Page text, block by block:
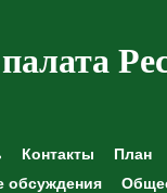
Контакты План
обсуждения